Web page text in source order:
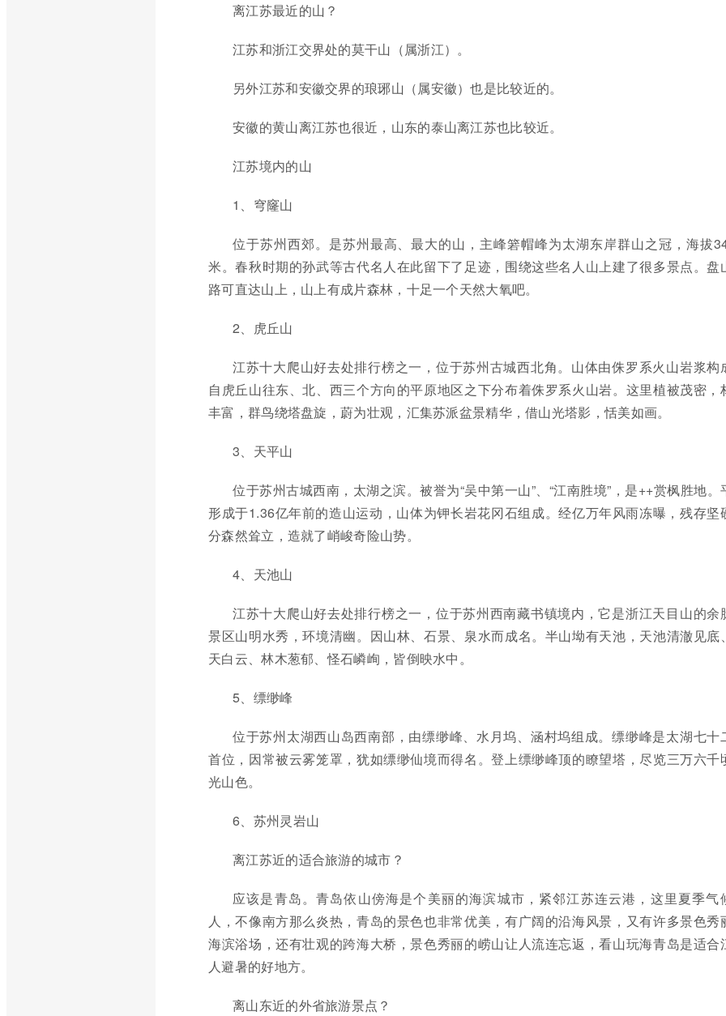
离江苏最近的山？
江苏和浙江交界处的莫干山（属浙江）。
另外江苏和安徽交界的琅琊山（属安徽）也是比较近的。
安徽的黄山离江苏也很近，山东的泰山离江苏也比较近。
江苏境内的山
1、穹窿山
位于苏州西郊。是苏州最高、最大的山，主峰箬帽峰为太湖东岸群山之冠，海拔
米。春秋时期的孙武等古代名人在此留下了足迹，围绕这些名人山上建了很多景点。盘
路可直达山上，山上有成片森林，十足一个天然大氧吧。
2、虎丘山
江苏十大爬山好去处排行榜之一，位于苏州古城西北角。山体由侏罗系火山岩浆构
自虎丘山往东、北、西三个方向的平原地区之下分布着侏罗系火山岩。这里植被茂密，
丰富，群鸟绕塔盘旋，蔚为壮观，汇集苏派盆景精华，借山光塔影，恬美如画。
3、天平山
位于苏州古城西南，太湖之滨。被誉为“吴中第一山”、“江南胜境”，是++赏枫胜地。
形成于1.36亿年前的造山运动，山体为钾长岩花冈石组成。经亿万年风雨冻曝，残存坚
分森然耸立，造就了峭峻奇险山势。
4、天池山
江苏十大爬山好去处排行榜之一，位于苏州西南藏书镇境内，它是浙江天目山的余
景区山明水秀，环境清幽。因山林、石景、泉水而成名。半山坳有天池，天池清澈见底
天白云、林木葱郁、怪石嶙峋，皆倒映水中。
5、缥缈峰
位于苏州太湖西山岛西南部，由缥缈峰、水月坞、涵村坞组成。缥缈峰是太湖七十
首位，因常被云雾笼罩，犹如缥缈仙境而得名。登上缥缈峰顶的瞭望塔，尽览三万六千
光山色。
6、苏州灵岩山
离江苏近的适合旅游的城市？
应该是青岛。青岛依山傍海是个美丽的海滨城市，紧邻江苏连云港，这里夏季气
人，不像南方那么炎热，青岛的景色也非常优美，有广阔的沿海风景，又有许多景色秀
海滨浴场，还有壮观的跨海大桥，景色秀丽的崂山让人流连忘返，看山玩海青岛是适合
人避暑的好地方。
离山东近的外省旅游景点？